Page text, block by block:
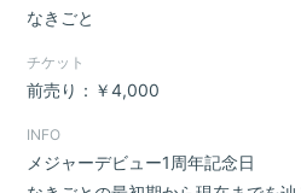
無料会員登録
なきごと
チケット
前売り：￥4,000
INFO
メジャーデビュー1周年記念日